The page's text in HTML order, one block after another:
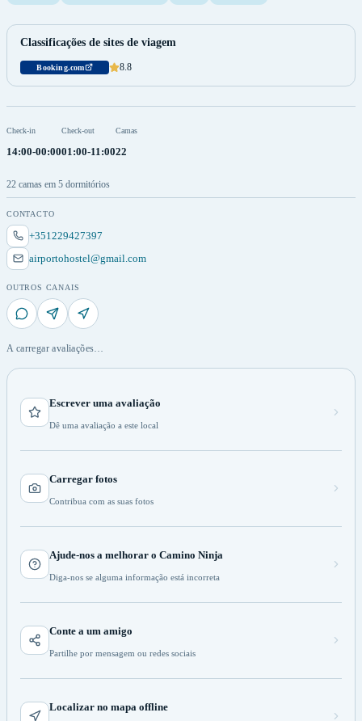
Classificações de sites de viagem
Booking.com 8.8
Check-in
14:00-00:00
Check-out
01:00-11:00
Camas
22
22 camas em 5 dormitórios
CONTACTO
+351229427397
airportohostel@gmail.com
OUTROS CANAIS
A carregar avaliações…
Escrever uma avaliação
Dê uma avaliação a este local
Carregar fotos
Contribua com as suas fotos
Ajude-nos a melhorar o Camino Ninja
Diga-nos se alguma informação está incorreta
Conte a um amigo
Partilhe por mensagem ou redes sociais
Localizar no mapa offline